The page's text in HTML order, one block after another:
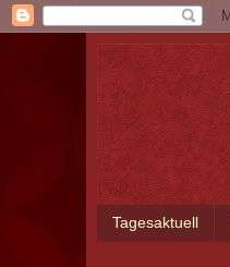
Tagesaktuell